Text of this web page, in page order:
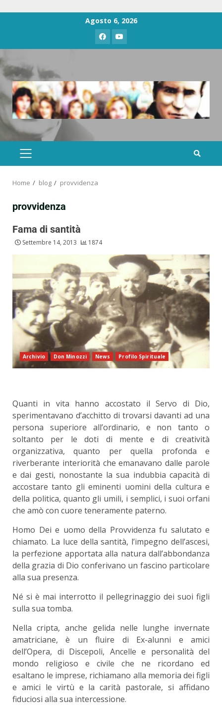
Agosto 6, 2026
Home blog provvidenza
provvidenza
Fama di santità
Settembre 14, 2013 1874
Archivio Don Minozzi News Profilo Spirituale
Quanti in vita hanno accostato il Servo di Dio,
sperimentavano d’acchitto di trovarsi davanti ad una
persona superiore all’ordinario, e non tanto o
soltanto per le doti di mente e di creatività
organizzativa, quanto per quella profonda e
riverberante interiorità che emanavano dalle parole
e dai gesti, nonostante la sua indubbia capacità di
accostare tanto gli eminenti uomini della cultura e
della politica, quanto gli umili, i semplici, i suoi orfani
che amò con cuore teneramente paterno.
Homo Dei e uomo della Provvidenza fu salutato e
chiamato. La luce della santità, l’impegno dell’ascesi,
la perfezione apportata alla natura dall’abbondanza
della grazia di Dio conferivano un fascino particolare
alla sua presenza.
Né si è mai interrotto il pellegrinaggio dei suoi figli
sulla sua tomba.
Nella cripta, anche gelida nelle lunghe invernate
amatriciane, è un fluire di Ex-alunni e amici
dell’Opera, di Discepoli, Ancelle e personalità del
mondo religioso e civile che ne ricordano ed
esaltano le imprese, richiamano alla memoria dei figli
e amici le virtù e la carità pastorale, si affidano
fiduciosi alla sua intercessione.